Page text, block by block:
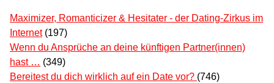
Maximizer, Romanticizer & Hesitater - der Dating-Zirkus im
Internet (197)
Wenn du Ansprüche an deine künftigen Partner(innen)
hast … (349)
Bereitest du dich wirklich auf ein Date vor? (746)